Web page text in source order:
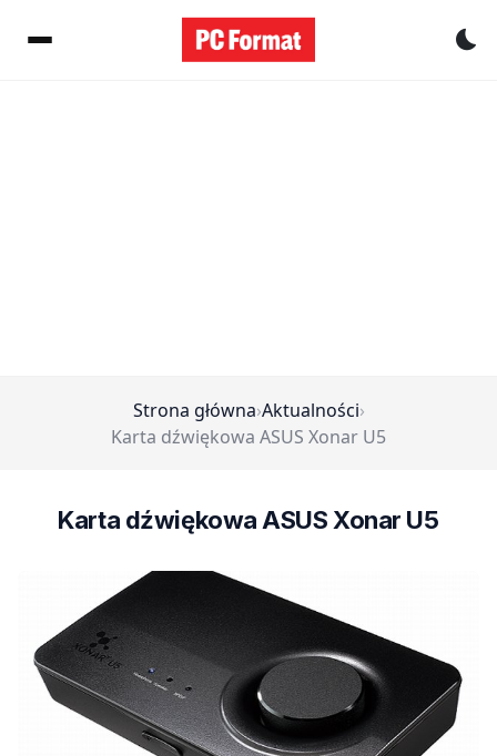
Strona główna›Aktualności›
Karta dźwiękowa ASUS Xonar U5
Karta dźwiękowa ASUS Xonar U5